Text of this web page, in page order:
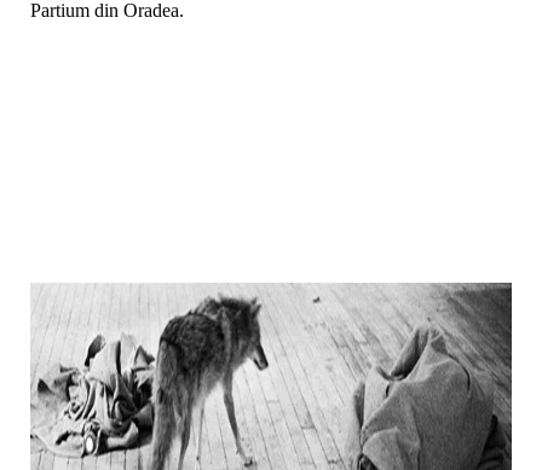
Partium din Oradea.